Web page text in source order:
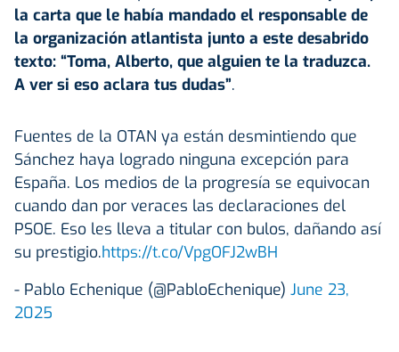
la carta que le había mandado el responsable de
la organización atlantista junto a este desabrido
texto: “Toma, Alberto, que alguien te la traduzca.
A ver si eso aclara tus dudas”.
Fuentes de la OTAN ya están desmintiendo que
Sánchez haya logrado ninguna excepción para
España. Los medios de la progresía se equivocan
cuando dan por veraces las declaraciones del
PSOE. Eso les lleva a titular con bulos, dañando así
su prestigio.https://t.co/VpgOFJ2wBH
- Pablo Echenique (@PabloEchenique) June 23,
2025